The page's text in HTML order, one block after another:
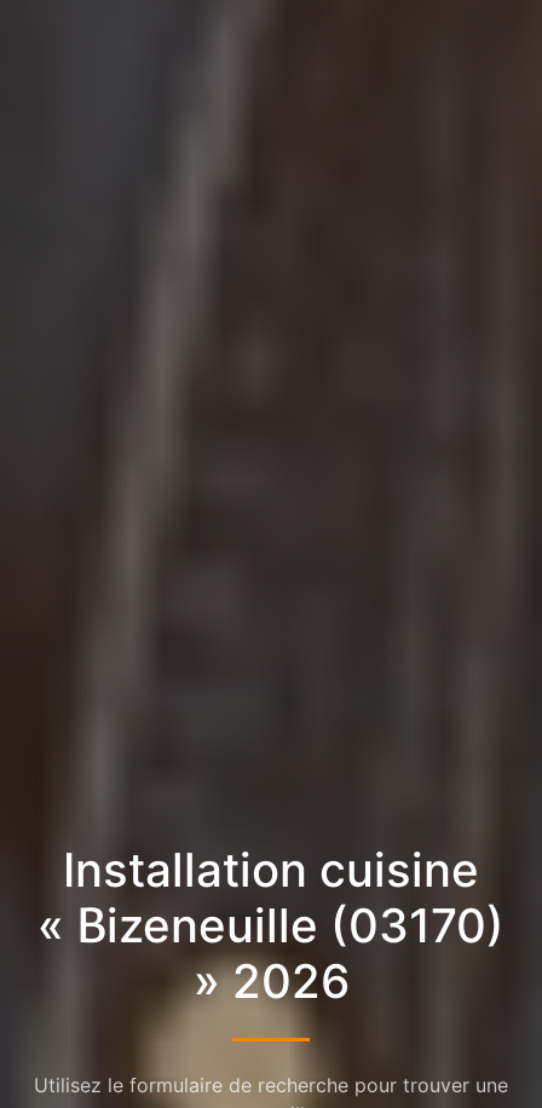
Installation cuisine
« Bizeneuille (03170)
» 2026
Utilisez le formulaire de recherche pour trouver une